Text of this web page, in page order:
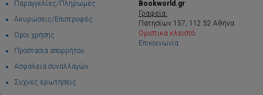
Παραγγελίες/Πληρωμές
Ακυρώσεις/Επιστροφές
Όροι χρήσης
Προστασία απορρήτου
Ασφάλεια συναλλαγών
Συχνές ερωτήσεις
Bookworld.gr
Γραφεία:
Πατησίων 157, 112 52 Αθήνα
Οριστικά κλειστό
Επικοινωνία